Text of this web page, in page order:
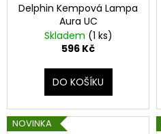
Delphin Kempová Lampa
Aura UC
Skladem (1 ks)
596 Kč
DO KOŠÍKU
NOVINKA